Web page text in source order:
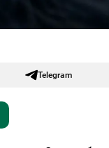
Telegram